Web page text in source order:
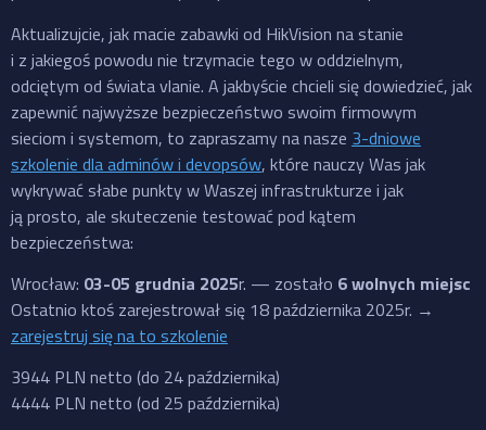
Aktualizujcie, jak macie zabawki od HikVision na stanie
i z jakiegoś powodu nie trzymacie tego w oddzielnym,
odciętym od świata vlanie. A jakbyście chcieli się dowiedzieć, jak
zapewnić najwyższe bezpieczeństwo swoim firmowym
sieciom i systemom, to zapraszamy na nasze 3-dniowe
szkolenie dla adminów i devopsów, które nauczy Was jak
wykrywać słabe punkty w Waszej infrastrukturze i jak
ją prosto, ale skuteczenie testować pod kątem
bezpieczeństwa:
Wrocław: 03-05 grudnia 2025r. — zostało 6 wolnych miejsc
Ostatnio ktoś zarejestrował się 18 października 2025r. →
zarejestruj się na to szkolenie
3944 PLN netto (do 24 października)
4444 PLN netto (od 25 października)